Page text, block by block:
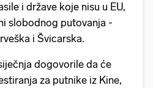
i države koje nisu u EU,
slobodnog putovanja -
i Švicarska.
dogovorile da će
za putnike iz Kine,